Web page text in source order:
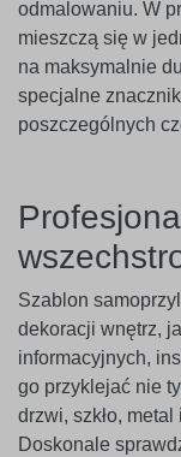
odmalowaniu. W
mieszczą się w
na maksymalnie
specjalne
poszczególnych
Szablon
dekoracji wnętrz,
informacyjnych,
go przyklejać nie
drzwi, szkło,
Doskonale